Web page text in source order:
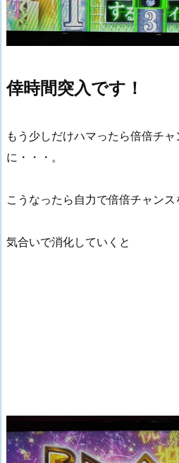
倖時間突入です！
もう少しだけハマったら倍倍チ
に・・・。
こうなったら自力で倍倍チャンス
気合いで消化していくと